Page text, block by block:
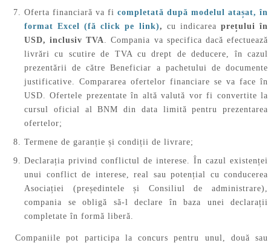
Oferta financiară va fi completată după modelul atașat, în
format Excel (fă click pe link), cu indicarea prețului în
USD, inclusiv TVA. Compania va specifica dacă efectuează
livrări cu scutire de TVA cu drept de deducere, în cazul
prezentării de către Beneficiar a pachetului de documente
justificative. Compararea ofertelor financiare se va face în
USD. Ofertele prezentate în altă valută vor fi convertite la
cursul oficial al BNM din data limită pentru prezentarea
ofertelor;
Termene de garanție și condiții de livrare;
Declarația privind conflictul de interese. În cazul existenței
unui conflict de interese, real sau potențial cu conducerea
Asociației (președintele și Consiliul de administrare),
compania se obligă să-l declare în baza unei declarații
completate în formă liberă.
Companiile pot participa la concurs pentru unul, două sau